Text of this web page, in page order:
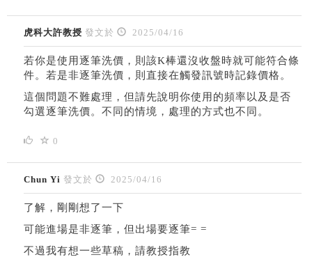
虎科大許教授 發文於 2025/04/16
若你是使用逐筆洗價，則該K棒還沒收盤時就可能符合條
件。若是非逐筆洗價，則直接在觸發訊號時記錄價格。
這個問題不難處理，但請先說明你使用的頻率以及是否
勾選逐筆洗價。不同的情境，處理的方式也不同。
0
Chun Yi 發文於 2025/04/16
了解，剛剛想了一下
可能進場是非逐筆，但出場要逐筆= =
不過我有想一些草稿，請教授指教